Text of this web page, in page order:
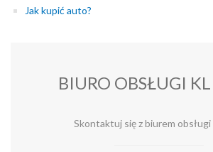
Jak kupić auto?
BIURO OBSŁUGI
Skontaktuj się z biurem